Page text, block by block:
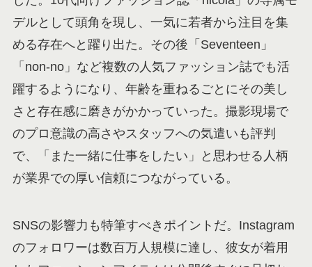
デルとして頭角を現し、一気に若者から注目を集
める存在へと躍り出た。その後「Seventeen」
「non-no」など複数の人気ファッション誌でも活
躍するようになり、年齢を重ねるごとにその美し
さと存在感に磨きがかかっていった。撮影現場で
のプロ意識の高さやスタッフへの気遣いも評判
で、「また一緒に仕事をしたい」と思わせる人柄
が業界での厚い信頼につながっている。
SNSの影響力も特筆すべきポイントだ。Instagram
のフォロワーは数百万人規模に達し、彼女が着用